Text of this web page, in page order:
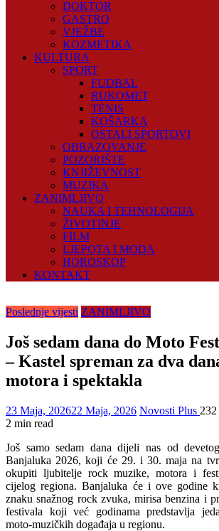
DOKTOR
GASTRO
VJEŽBE
KOZMETIKA
KULTURA
SPORT
FUDBAL
RUKOMET
TENIS
KOŠARKA
OSTALI SPORTOVI
OBRAZOVANJE
POZORIŠTE
KNJIŽEVNOST
MUZIKA
ZANIMLJIVO
NAUKA I TEHNOLOGIJA
ŽIVOTINJE
FILM
LJEPOTA I MODA
HOROSKOP
KONTAKT
Poslednje vijesti ZANIMLJIVO
Još sedam dana do Moto
– Kastel spreman za dva
motora i spektakla
23 Maja, 202622 Maja, 2026 Novosti Plus
2 min read
Još samo sedam dana dijeli nas od
Banjaluka 2026, koji će 29. i 30. maja na
okupiti ljubitelje rock muzike, motora i
cijelog regiona. Banjaluka će i ove godine
znaku snažnog rock zvuka, mirisa benzina i
festivala koji već godinama predstavlja
moto-muzičkih događaja u regionu.